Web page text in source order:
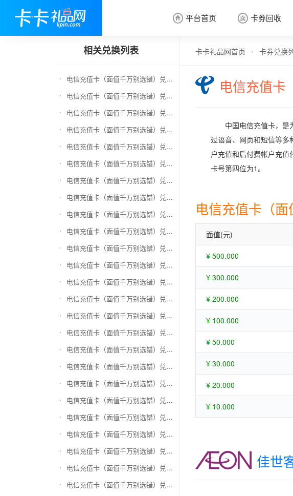
 平台首页  卡券回收
 卡券回收
相关兑换列表
电信充值卡（面值千万别选错）兑换京东E卡
电信充值卡（面值千万别选错）兑换中石化加油卡
电信充值卡（面值千万别选错）兑换移动充值卡（面值千万别选错）
电信充值卡（面值千万别选错）兑换联通充值卡（面值千万别选错）
电信充值卡（面值千万别选错）兑换京东钢镚
电信充值卡（面值千万别选错）兑换中石化加油卡无卡号（面值千万别选错）
电信充值卡（面值千万别选错）兑换中石油全国充值卡
电信充值卡（面值千万别选错）兑换京东领货码
电信充值卡（面值千万别选错）兑换京东超市卡
电信充值卡（面值千万别选错）兑换苏宁易购礼品卡
电信充值卡（面值千万别选错）兑换骏网一卡通
电信充值卡（面值千万别选错）兑换骏网乐充
电信充值卡（面值千万别选错）兑换汇元智付卡
电信充值卡（面值千万别选错）兑换携程任我行
电信充值卡（面值千万别选错）兑换中欣卡(中欣通卡)
电信充值卡（面值千万别选错）兑换盛大一卡通
电信充值卡（面值千万别选错）兑换网易一卡通
电信充值卡（面值千万别选错）兑换天宏一卡通（易冲天宏卡）
电信充值卡（面值千万别选错）兑换巨人一卡通(征途卡)
电信充值卡（面值千万别选错）兑换美团礼品卡
电信充值卡（面值千万别选错）兑换(百联卡)联华ok卡
电信充值卡（面值千万别选错）兑换资和信
电信充值卡（面值千万别选错）兑换沃尔玛购物卡
电信充值卡（面值千万别选错）兑换和信通
电信充值卡（面值千万别选错）兑换拉卡拉沃尔玛
卡卡礼品网首页 > 卡券兑换
电信充值卡
中国电信充值卡，是
过语音、网页和短信等多
户充值和后付费帐户充值
卡号第四位为1。
电信充值卡（
面值(元)
¥ 500.000
¥ 300.000
¥ 200.000
¥ 100.000
¥ 50.000
¥ 30.000
¥ 20.000
¥ 10.000
佳世